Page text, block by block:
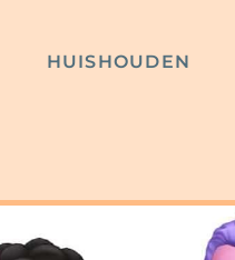
HUISHOUDEN